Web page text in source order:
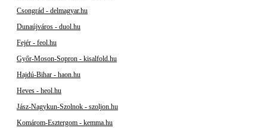
Csongrád - delmagyar.hu
Dunaújváros - duol.hu
Fejér - feol.hu
Győr-Moson-Sopron - kisalfold.hu
Hajdú-Bihar - haon.hu
Heves - heol.hu
Jász-Nagykun-Szolnok - szoljon.hu
Komárom-Esztergom - kemma.hu